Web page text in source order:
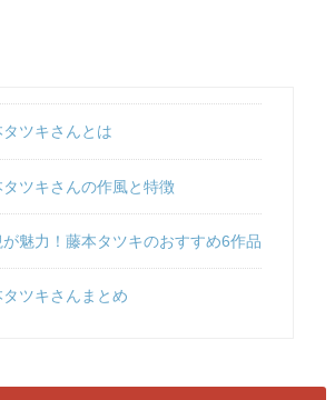
ツキさんとは
ツキさんの作風と特徴
魅力！藤本タツキのおすすめ6作品
ツキさんまとめ